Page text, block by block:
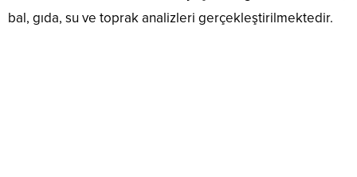
bal, gıda, su ve toprak analizleri gerçekleştirilmektedir.